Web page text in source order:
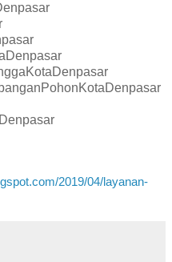
2019/04/layanan-